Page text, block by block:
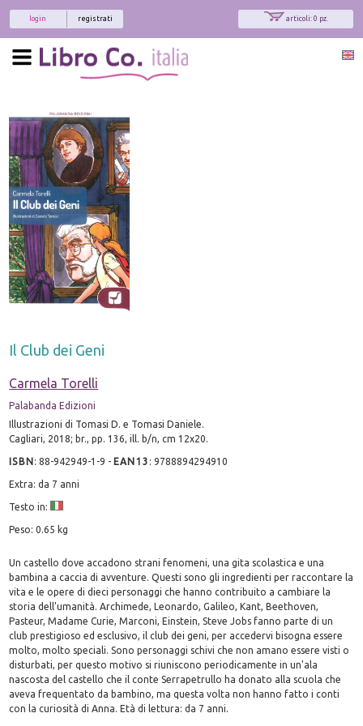
articoli: 0 pz.
registrati
login
Il Club dei Geni
Carmela Torelli
Palabanda Edizioni
Illustrazioni di Tomasi D. e Tomasi Daniele.
Cagliari, 2018; br., pp. 136, ill. b/n, cm 12x20.
ISBN:88-942949-1-9 - EAN13 :9788894294910
Extra: da 7 anni
Testo in:
Peso: 0.65 kg
Un castello dove accadono strani fenomeni, una gita scolastica e una
bambina a caccia di avventure. Questi sono gli ingredienti per raccontare la
vita e le opere di dieci personaggi che hanno contribuito a cambiare la
storia dell'umanità. Archimede, Leonardo, Galileo, Kant, Beethoven,
Pasteur, Madame Curie, Marconi, Einstein, Steve Jobs fanno parte di un
club prestigioso ed esclusivo, il club dei geni, per accedervi bisogna essere
molto, molto speciali. Sono personaggi schivi che non amano essere visti o
disturbati, per questo motivo si riuniscono periodicamente in un'ala
nascosta del castello che il conte Serrapetrullo ha donato alla scuola che
aveva frequentato da bambino, ma questa volta non hanno fatto i conti
con la curiosità di Anna. Età di lettura: da 7 anni.